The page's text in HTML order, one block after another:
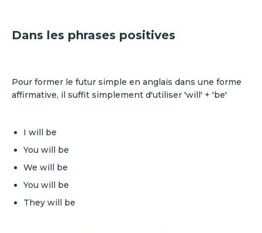
Dans les phrases positives
Pour former le futur simple en anglais dans une forme
affirmative, il suffit simplement d'utiliser 'will' + 'be'
I will be
You will be
We will be
You will be
They will be